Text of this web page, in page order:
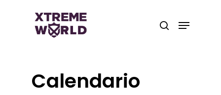
search
Menu
Calendario